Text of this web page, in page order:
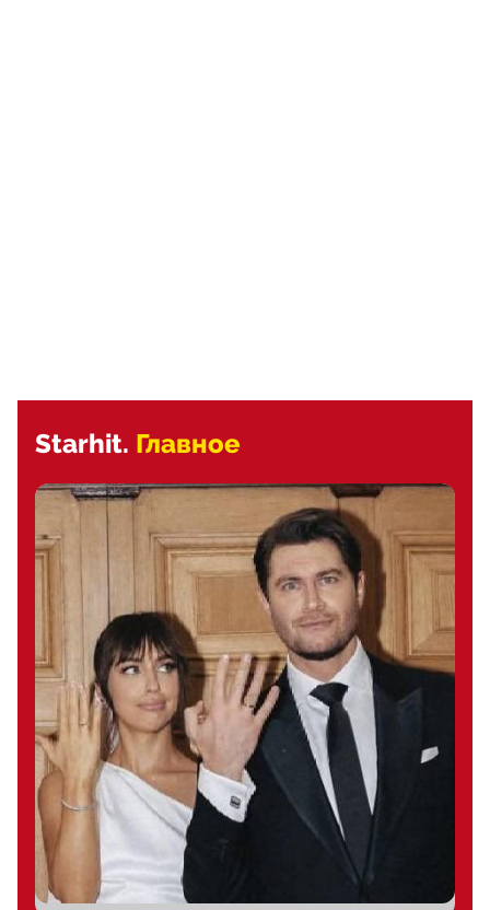
Starhit. Главное